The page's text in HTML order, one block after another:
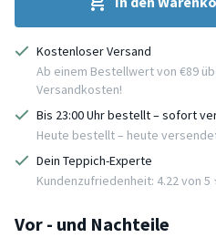
Kostenloser Versand
Ab einem Bestellwert von €89
Versandkosten!
Bis 23:00 Uhr bestellt – sofort
Heute bestellt – heute
Dein Teppich-Experte
Kundenzufriedenheit: 4.22 von 5
Vor - und Nachteile